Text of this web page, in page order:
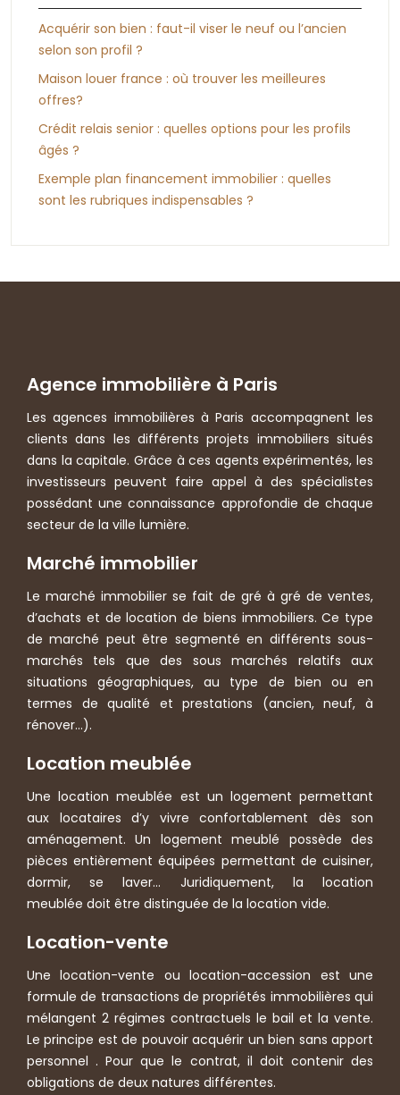
Acquérir son bien : faut-il viser le neuf ou l’ancien
selon son profil ?
Maison louer france : où trouver les meilleures
offres?
Crédit relais senior : quelles options pour les profils
âgés ?
Exemple plan financement immobilier : quelles
sont les rubriques indispensables ?
Agence immobilière à Paris
Les agences immobilières à Paris accompagnent les
clients dans les différents projets immobiliers situés
dans la capitale. Grâce à ces agents expérimentés, les
investisseurs peuvent faire appel à des spécialistes
possédant une connaissance approfondie de chaque
secteur de la ville lumière.
Marché immobilier
Le marché immobilier se fait de gré à gré de ventes,
d’achats et de location de biens immobiliers. Ce type
de marché peut être segmenté en différents sous-
marchés tels que des sous marchés relatifs aux
situations géographiques, au type de bien ou en
termes de qualité et prestations (ancien, neuf, à
rénover…).
Location meublée
Une location meublée est un logement permettant
aux locataires d’y vivre confortablement dès son
aménagement. Un logement meublé possède des
pièces entièrement équipées permettant de cuisiner,
dormir, se laver… Juridiquement, la location
meublée doit être distinguée de la location vide.
Location-vente
Une location-vente ou location-accession est une
formule de transactions de propriétés immobilières qui
mélangent 2 régimes contractuels le bail et la vente.
Le principe est de pouvoir acquérir un bien sans apport
personnel . Pour que le contrat, il doit contenir des
obligations de deux natures différentes.